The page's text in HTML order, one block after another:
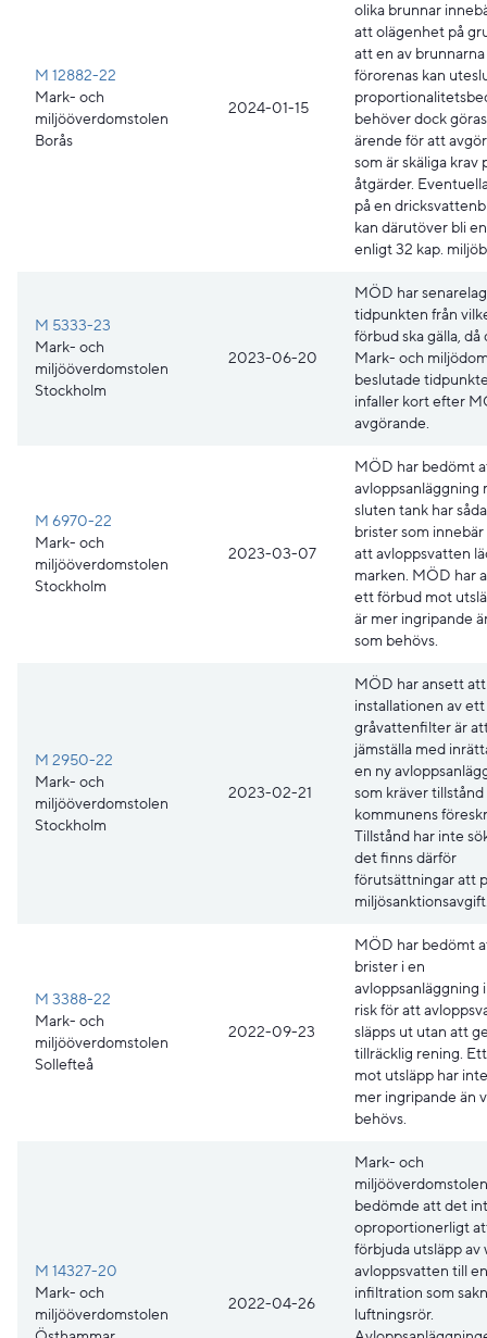
M 12882-22
Mark- och
miljööverdomstolen
Borås
2024-01-15
olika brunnar
att olägenhet på
att en av brunnarna
förorenas kan
behöver dock
ärende för att
som är skäliga krav
åtgärder.
på en
kan därutöver bli
enligt 32 kap.
M 5333-23
Mark- och
miljööverdomstolen
Stockholm
2023-06-20
MÖD har
tidpunkten från
förbud ska gälla, då
Mark- och
beslutade
infaller kort efter
avgörande.
M 6970-22
Mark- och
miljööverdomstolen
Stockholm
2023-03-07
MÖD har bedömt
avloppsanläggning
sluten tank har
brister som innebär
att avloppsvatten
marken. MÖD har
ett förbud mot
är mer ingripande
som behövs.
M 2950-22
Mark- och
miljööverdomstolen
Stockholm
2023-02-21
MÖD har ansett att
installationen av ett
gråvattenfilter är
jämställa med
en ny
som kräver
kommunens
Tillstånd har inte
det finns därför
förutsättningar att
M 3388-22
Mark- och
miljööverdomstolen
Sollefteå
2022-09-23
MÖD har bedömt
brister i en
avloppsanläggning
risk för att
släpps ut utan att
tillräcklig rening.
mot utsläpp har
mer ingripande än
behövs.
M 14327-20
Mark- och
miljööverdomstolen
2022-04-26
Mark- och
miljööverdomstolen
bedömde att det
oproportionerligt
förbjuda utsläpp av
avloppsvatten till
infiltration som
luftningsrör.